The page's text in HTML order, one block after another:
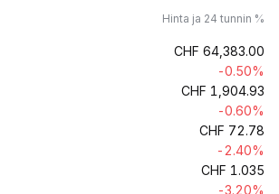
Hinta ja 24 tunnin %
CHF 64,383.00
-0.50%
CHF 1,904.93
-0.60%
CHF 72.78
-2.40%
CHF 1.035
-3.20%